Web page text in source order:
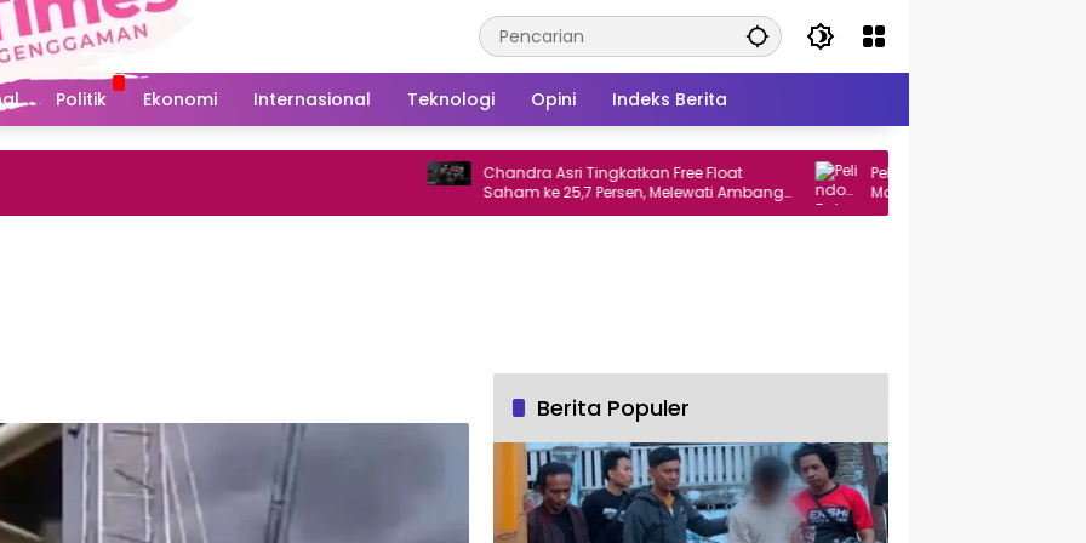
Politik Ekonomi Internasional Teknologi Opini Indeks Berita
Chandra Asri Tingkatkan Free Float
Saham ke 25,7 Persen, Melewati Ambang
MSCI
Pelindo Buka Suara soal Rencana IPO,
Manajemen Tegaskan Belum Ada
Keputusan
Berita Populer